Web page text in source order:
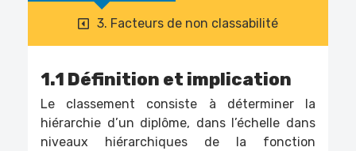
3. Facteurs de non classabilité
1.1 Définition et implication
Le classement consiste à déterminer la
hiérarchie d’un diplôme, dans l’échelle dans
niveaux hiérarchiques de la fonction